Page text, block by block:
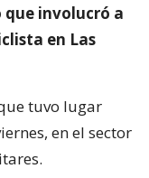
involucró a
en Las
tuvo lugar
en el sector